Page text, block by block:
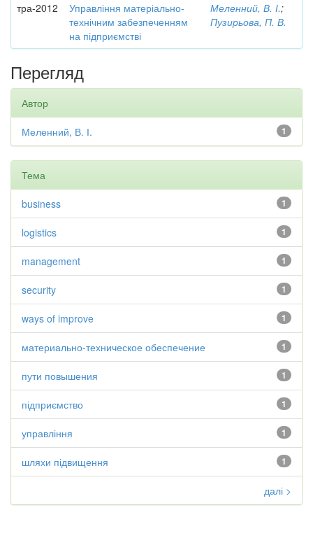
тра-2012
Управління матеріально-
технічним забезпеченням
на підприємстві
Меленний, В. І.;
Пузирьова, П. В.
Перегляд
Автор
1
Меленний, В. І.
Тема
1
business
1
logistics
1
management
1
security
1
ways of improve
1
материально-техническое обеспечение
1
пути повышения
1
підприємство
1
управління
1
шляхи підвищення
далі >